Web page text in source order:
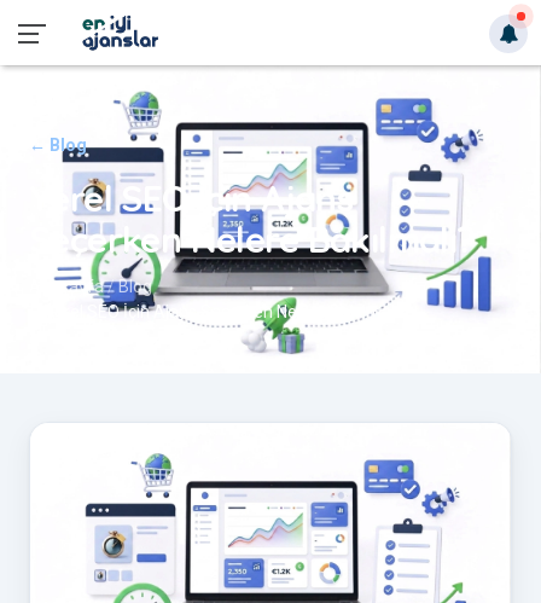
← Blog
Yerel SEO İçin Ajans
Seçerken Nelere Bakılmalı?
Anasayfa
Blog
Yerel SEO İçin Ajans Seçerken Nelere Bakılmalı?